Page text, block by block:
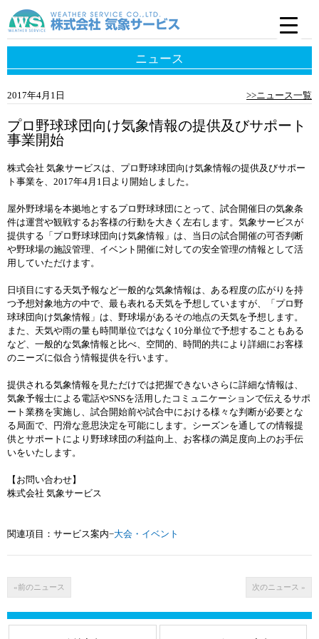
ニュース
2017年4月1日 >>ニュース一覧
プロ野球球団向け気象情報の提供及びサポート
事業開始
株式会社 気象サービスは、プロ野球球団向け気象情報の提供及びサポー
ト事業を、2017年4月1日より開始しました。
屋外野球場を本拠地とするプロ野球球団にとって、試合開催日の気象条
件は運営や観戦するお客様の行動を大きく左右します。気象サービスが
提供する「プロ野球球団向け気象情報」は、当日の試合開催の可否判断
や野球場の施設管理、イベント開催に対しての安全管理の情報として活
用していただけます。
日頃目にする天気予報など一般的な気象情報は、ある程度の広がりを持
つ予想対象地方の中で、最も表れる天気を予想していますが、「プロ野
球球団向け気象情報」は、野球場があるその地点の天気を予想します。
また、天気や雨の量も時間単位ではなく10分単位で予想することもある
など、一般的な気象情報と比べ、空間的、時間的共により詳細にお客様
のニーズに似合う情報提供を行います。
提供される気象情報を見ただけでは把握できないさらに詳細な情報は、
気象予報士による電話やSNSを活用したコミュニケーションで伝えるサポ
ート業務を実施し、試合開始前や試合中における様々な判断が必要とな
る局面で、円滑な意思決定を可能にします。シーズンを通しての情報提
供とサポートにより野球球団の利益向上、お客様の満足度向上のお手伝
いをいたします。
【お問い合わせ】
株式会社 気象サービス
関連項目：サービス案内−大会・イベント
«前のニュース 次のニュース »